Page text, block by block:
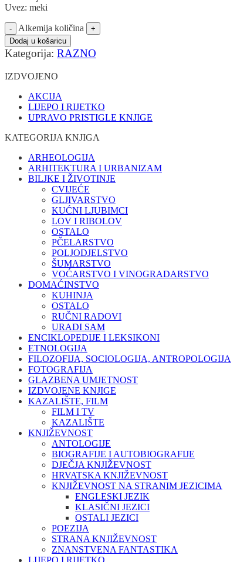
Uvez: meki
Alkemija količina
Dodaj u košaricu
Kategorija: RAZNO
IZDVOJENO
AKCIJA
LIJEPO I RIJETKO
UPRAVO PRISTIGLE KNJIGE
KATEGORIJA KNJIGA
ARHEOLOGIJA
ARHITEKTURA I URBANIZAM
BILJKE I ŽIVOTINJE
CVIJEĆE
GLJIVARSTVO
KUĆNI LJUBIMCI
LOV I RIBOLOV
OSTALO
PČELARSTVO
POLJODJELSTVO
ŠUMARSTVO
VOĆARSTVO I VINOGRADARSTVO
DOMAĆINSTVO
KUHINJA
OSTALO
RUČNI RADOVI
URADI SAM
ENCIKLOPEDIJE I LEKSIKONI
ETNOLOGIJA
FILOZOFIJA, SOCIOLOGIJA, ANTROPOLOGIJA
FOTOGRAFIJA
GLAZBENA UMJETNOST
IZDVOJENE KNJIGE
KAZALIŠTE, FILM
FILM I TV
KAZALIŠTE
KNJIŽEVNOST
ANTOLOGIJE
BIOGRAFIJE I AUTOBIOGRAFIJE
DJEČJA KNJIŽEVNOST
HRVATSKA KNJIŽEVNOST
KNJIŽEVNOST NA STRANIM JEZICIMA
ENGLESKI JEZIK
KLASIČNI JEZICI
OSTALI JEZICI
POEZIJA
STRANA KNJIŽEVNOST
ZNANSTVENA FANTASTIKA
LIJEPO I RIJETKO